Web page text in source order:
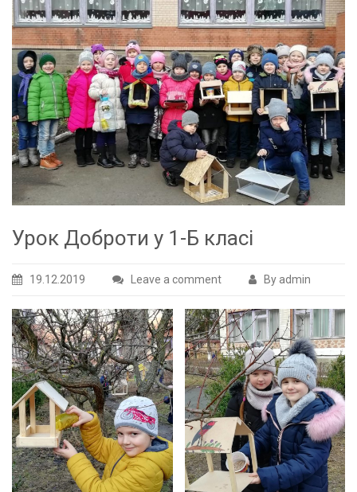
Урок Доброти у 1-Б класі
19.12.2019 Leave a comment By admin